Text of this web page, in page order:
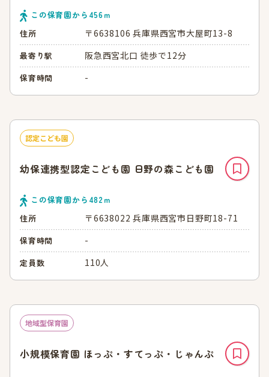
この保育園から 456ｍ
住所
〒6638106 兵庫県西宮市大屋町13-8
最寄り駅 阪急西宮北口 徒歩で12分
保育時間 -
認定こども園
幼保連携型認定こども園 日野の森こども園
この保育園から 482ｍ
住所
〒6638022 兵庫県西宮市日野町18-71
保育時間 -
定員数 110人
地域型保育園
小規模保育園 ほっぷ・すてっぷ・じゃんぷ